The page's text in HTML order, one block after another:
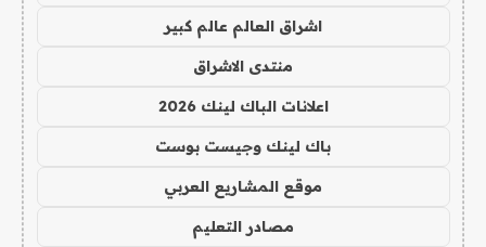
اشراق العالم عالم كبير
منتدى الاشراق
اعلانات الباك لينك 2026
باك لينك وجيست بوست
موقع المشاريع العربي
مصادر التعليم